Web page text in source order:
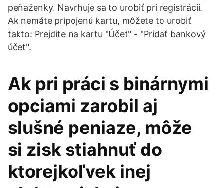
peňaženky. Navrhuje sa to urobiť pri registrácii.
Ak nemáte pripojenú kartu, môžete to urobiť
takto: Prejdite na kartu "Účet" - "Pridať bankový
účet".
Ak pri práci s binárnymi
opciami zarobil aj
slušné peniaze, môže
si zisk stiahnuť do
ktorejkoľvek inej